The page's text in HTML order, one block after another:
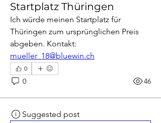
Startplatz Thüringen
Ich würde meinen Startplatz für
Thüringen zum ursprünglichen Preis
mueller_18@bluewin.ch
0
0 46
Suggested post